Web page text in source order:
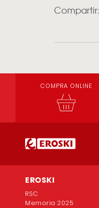
Compartir:
COMPRA ONLINE
EROSKI
RSC
Memoria 2025